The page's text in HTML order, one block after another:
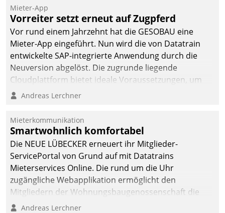
Mieter-App
Vorreiter setzt erneut auf Zugpferd
Vor rund einem Jahrzehnt hat die GESOBAU eine
Mieter-App eingeführt. Nun wird die von Datatrain
entwickelte SAP-integrierte Anwendung durch die
Neuversion abgelöst. Die zugrunde liegende
Cloudplattform bietet ideale Voraussetzungen, um
die Funktionalität der App zu erweitern und weitere
integrieren.
Andreas Lerchner
Mieterkommunikation
Smartwohnlich komfortabel
Die NEUE LÜBECKER erneuert ihr Mitglieder-
ServicePortal von Grund auf mit Datatrains
Mieterservices Online. Die rund um die Uhr
zugängliche Webapplikation ermöglicht den
Mitgliedern der Wohnungs­bau­genossenschaft die
Kontaktaufnahme per Smartphone, Tablet oder PC.
Andreas Lerchner